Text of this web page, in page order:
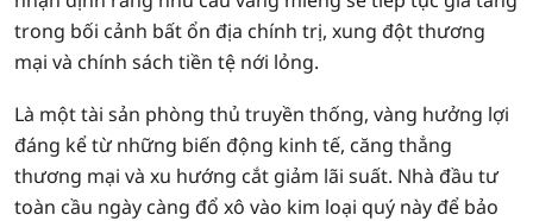
trong bối cảnh bất ổn địa chính trị, xung đột thương
mại và chính sách tiền tệ nới lỏng.
Là một tài sản phòng thủ truyền thống, vàng hưởng lợi
đáng kể từ những biến động kinh tế, căng thẳng
thương mại và xu hướng cắt giảm lãi suất. Nhà đầu tư
toàn cầu ngày càng đổ xô vào kim loại quý này để bảo